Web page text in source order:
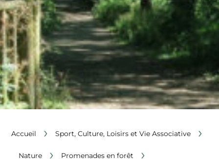
Accueil › Sport, Culture, Loisirs et Vie Associative ›
Nature › Promenades en forêt ›